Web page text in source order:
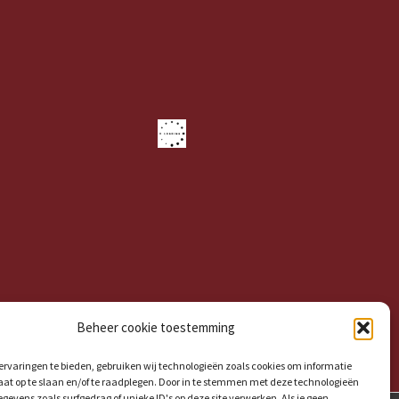
Beheer cookie toestemming
te bieden, gebruiken wij technologieën zoals cookies om informatie
op te slaan en/of te raadplegen. Door in te stemmen met deze technologieën